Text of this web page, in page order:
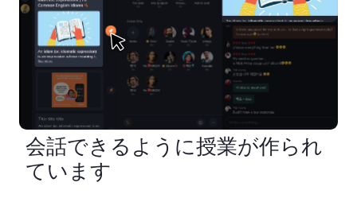
会話できるように授業が作られ
ています